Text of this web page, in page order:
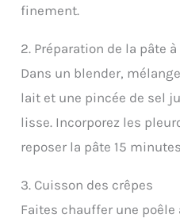
finement.
2. Préparation de la pâte
Dans un blender,
lait et une pincée de sel
lisse. Incorporez les
reposer la pâte 15
3. Cuisson des crêpes
Faites chauffer une